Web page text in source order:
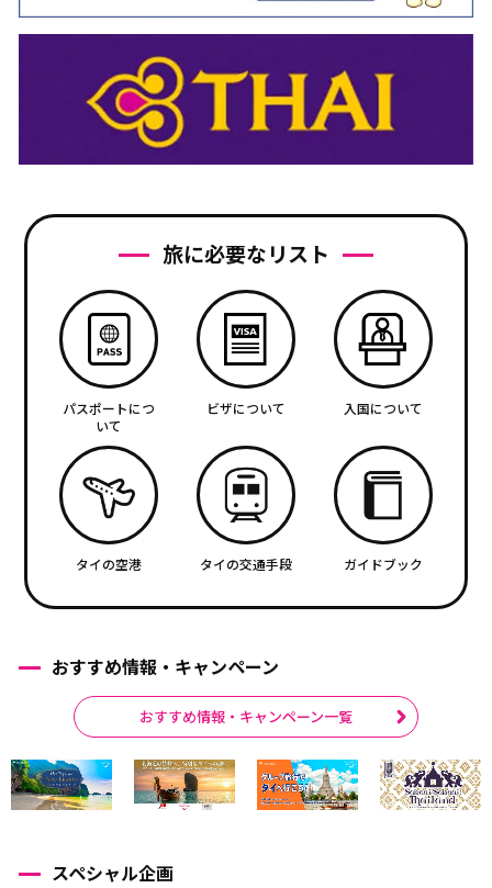
旅に必要なリスト
パスポートにつ
いて
ビザについて 入国について
タイの空港 タイの交通手段 ガイドブック
おすすめ情報・キャンペーン
おすすめ情報・キャンペーン一覧
スペシャル企画